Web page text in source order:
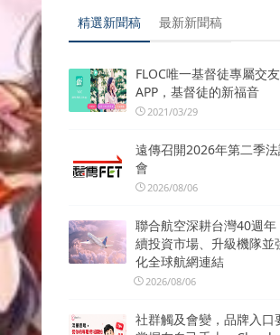
精選新聞稿 最新新聞稿
FLOC唯一基督徒專屬交友
APP，基督徒的新福音
2021/03/29
遠傳召開2026年第二季
會
2026/08/06
聯合航空深耕台灣40週年
續投資市場、升級機隊並
化全球航網連結
2026/08/06
社群觸及會變，品牌入口